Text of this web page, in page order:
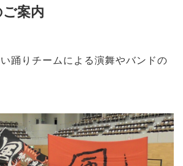
案内
踊りチームによる演舞やバンドの